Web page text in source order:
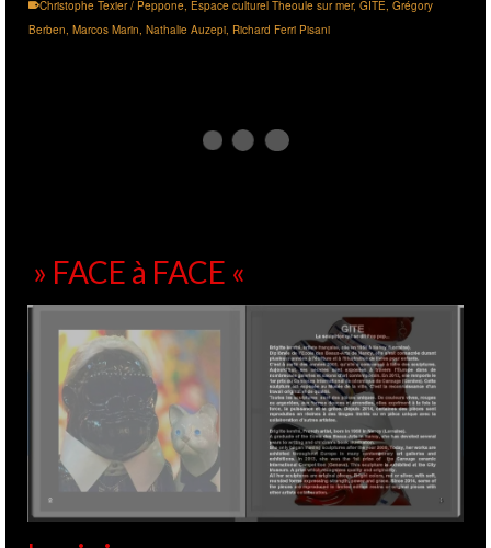
Christophe Texier / Peppone, Espace culturel Theoule sur mer, GITE, Grégory
Berben, Marcos Marin, Nathalie Auzepi, Richard Ferri Pisani